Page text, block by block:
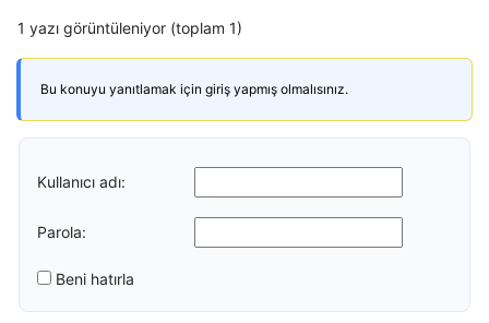
1 yazı görüntüleniyor (toplam 1)
Bu konuyu yanıtlamak için giriş yapmış olmalısınız.
Kullanıcı adı:
Parola:
Beni hatırla